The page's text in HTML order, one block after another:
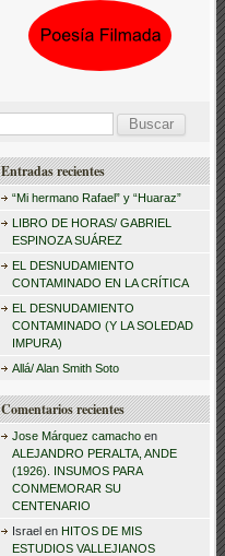
r
Entradas recientes
“Mi hermano Rafael” y “Huaraz”
LIBRO DE HORAS/ GABRIEL
ESPINOZA SUÁREZ
EL DESNUDAMIENTO
CONTAMINADO EN LA CRÍTICA
EL DESNUDAMIENTO
CONTAMINADO (Y LA SOLEDAD
IMPURA)
Allá/ Alan Smith Soto
Comentarios recientes
Jose Márquez camachoen
ALEJANDRO PERALTA, ANDE
(1926). INSUMOS PARA
CONMEMORAR SU
CENTENARIO
Israelen HITOS DE MIS
ESTUDIOS VALLEJIANOS